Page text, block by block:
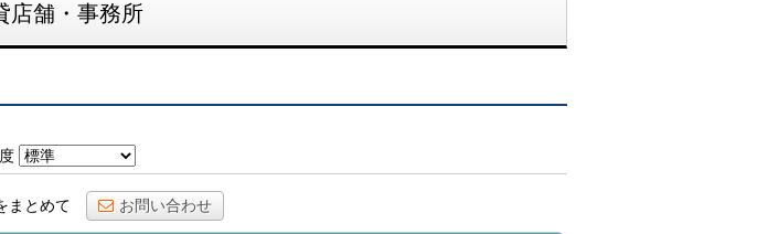
店舗・事務所
まとめて お問い合わせ